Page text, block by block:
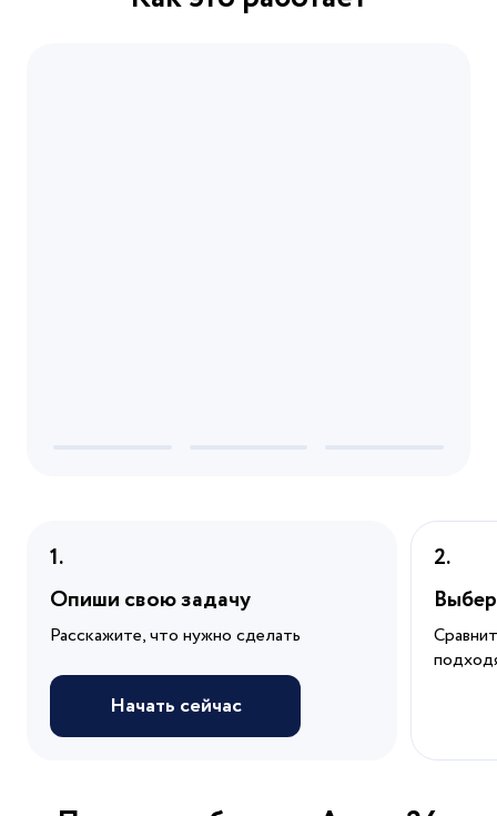
Опиши свою задачу
Расскажите, что нужно сделать
Начать сейчас